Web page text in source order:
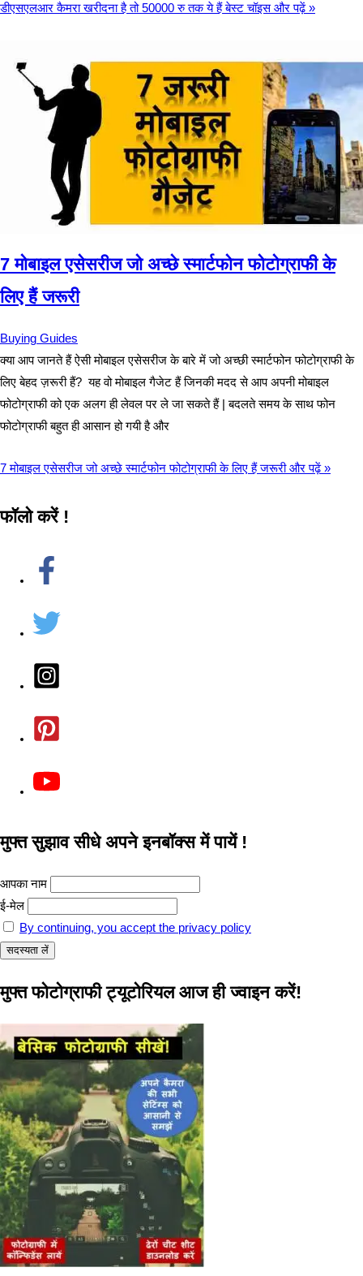
डीएसएलआर कैमरा खरीदना है तो 50000 रु तक ये हैं बेस्ट चॉइसऔर पढ़ें »
7 मोबाइल एसेसरीज जो अच्छे स्मार्टफोन फोटोग्राफी के
लिए हैं जरूरी
Buying Guides
क्या आप जानते हैं ऐसी मोबाइल एसेसरीज के बारे में जो अच्छी स्मार्टफोन फोटोग्राफी के
लिए बेहद ज़रूरी हैं? यह वो मोबाइल गैजेट हैं जिनकी मदद से आप अपनी मोबाइल
फोटोग्राफी को एक अलग ही लेवल पर ले जा सकते हैं | बदलते समय के साथ फोन
फोटोग्राफी बहुत ही आसान हो गयी है और
7 मोबाइल एसेसरीज जो अच्छे स्मार्टफोन फोटोग्राफी के लिए हैं जरूरीऔर पढ़ें »
फॉलो करें !
मुफ्त सुझाव सीधे अपने इनबॉक्स में पायें !
आपका नाम
ई-मेल
By continuing, you accept the privacy policy
मुफ्त फोटोग्राफी ट्यूटोरियल आज ही ज्वाइन करें!